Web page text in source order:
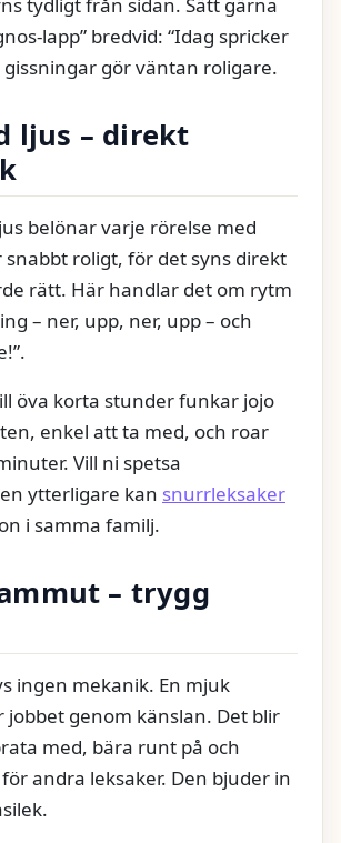
tydligt från sidan. Sätt gärna
lapp” bredvid: “Idag spricker
gissningar gör väntan roligare.
ljus – direkt
belönar varje rörelse med
snabbt roligt, för det syns direkt
rätt. Här handlar det om rytm
– ner, upp, ner, upp – och
öva korta stunder funkar jojo
enkel att ta med, och roar
Vill ni spetsa
ytterligare kan snurrleksaker
i samma familj.
– trygg
ingen mekanik. En mjuk
genom känslan. Det blir
med, bära runt på och
för andra leksaker. Den bjuder in